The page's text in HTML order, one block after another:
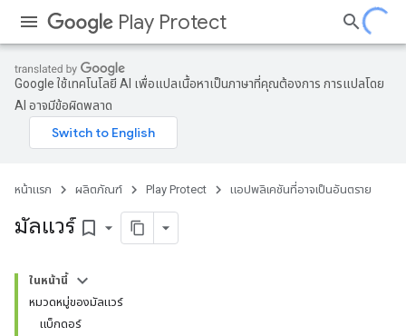
Play Protect
Google ใช้เทคโนโลยี AI เพื่อแปลเนื้อหาเป็นภาษาที่คุณต้องการ การแปลโดย
AI อาจมีข้อผิดพลาด
หน้าแรก ผลิตภัณฑ์ Play Protect แอปพลิเคชันที่อาจเป็นอันตราย
มัลแวร์ bookmark_border
ในหน้านี้
หมวดหมู่ของมัลแวร์
แบ็กดอร์